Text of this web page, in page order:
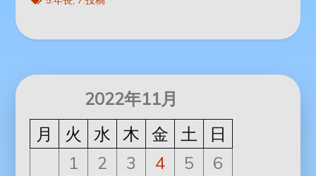
2022年11月
月
火 水 木 金 土
日
1
2 3 4 5
6